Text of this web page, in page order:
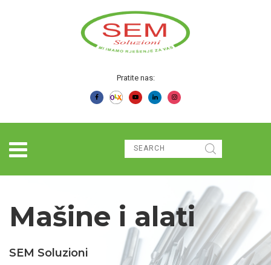
Pratite nas:
Mašine i alati
SEM Soluzioni